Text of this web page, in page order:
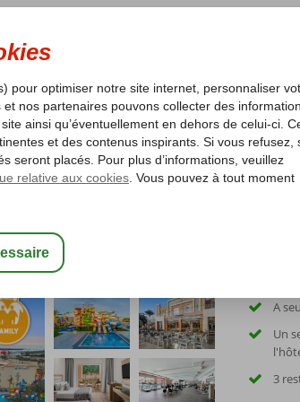
SOLEIL D'HIVER VACANCES AU SOLEIL
le plus bas* Pas de surcharge carburant
A
Un
3